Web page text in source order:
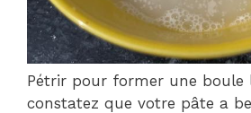
Pétrir pour former une boule
constatez que votre pâte a